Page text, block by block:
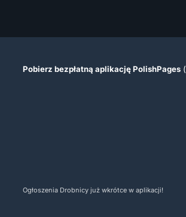
Pobierz bezpłatną aplikację PolishPages(
Ogłoszenia Drobnicy już wkrótce w aplikacji!